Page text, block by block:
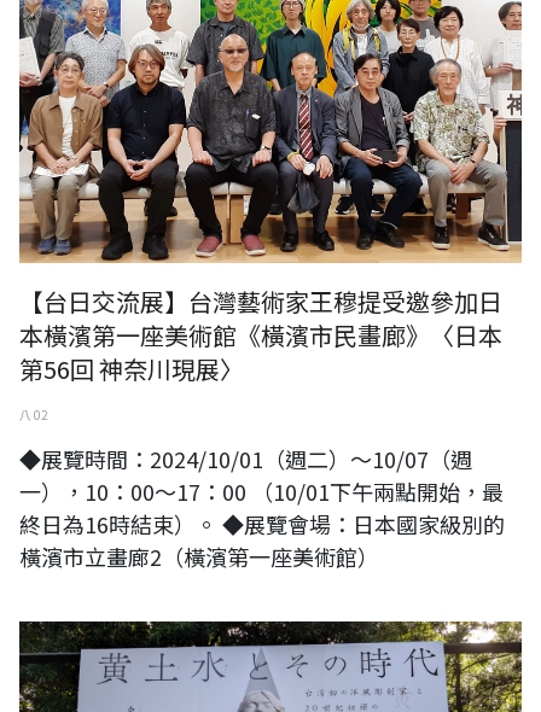
【台日交流展】台灣藝術家王穆提受邀參加日
本橫濱第一座美術館《橫濱市民畫廊》〈日本
第56回 神奈川現展〉
八 02
◆展覽時間：2024/10/01（週二）～10/07（週
一），10：00～17：00 （10/01下午兩點開始，最
終日為16時結束）。 ◆展覽會場：日本國家級別的
橫濱市立畫廊2（橫濱第一座美術館）
正如黑格爾說：「做一個孤獨的散步者。」